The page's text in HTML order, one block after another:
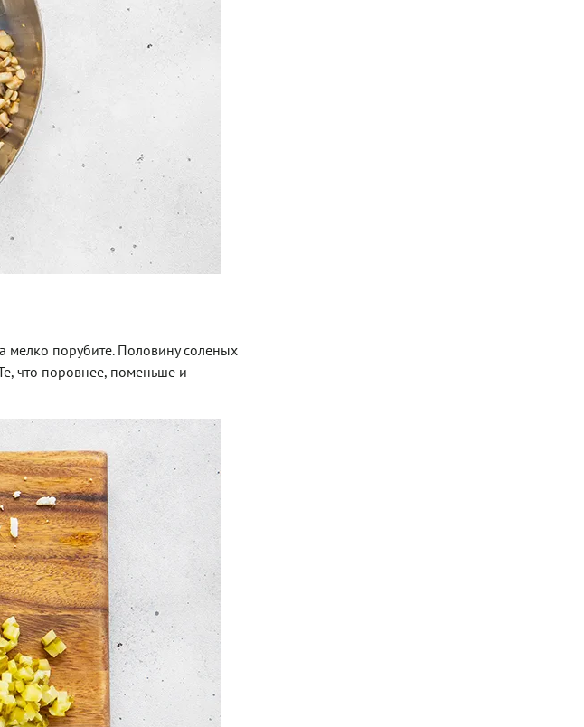
мелко порубите. Половину соленых
что поровнее, поменьше и